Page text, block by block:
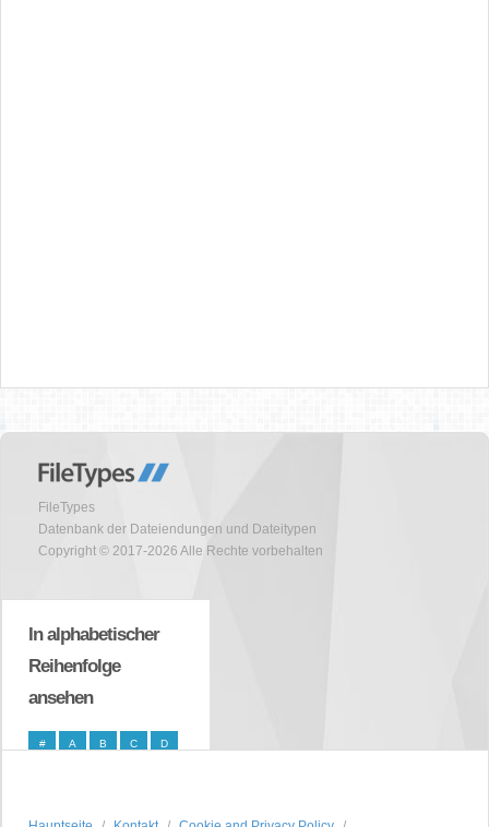
FileTypes
Datenbank der Dateiendungen und Dateitypen
Copyright © 2017-2026 Alle Rechte vorbehalten
In alphabetischer
Reihenfolge
ansehen
# A B C D